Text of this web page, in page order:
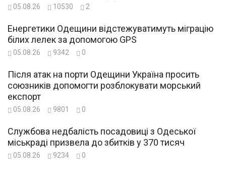
05.08.26 10530 2
Енергетики Одещини відстежуватимуть міграцію
білих лелек за допомогою GPS
05.08.26 9342 0
Після атак на порти Одещини Україна просить
союзників допомогти розблокувати морський
експорт
05.08.26 9801 0
Службова недбалість посадовиці з Одеської
міськраді призвела до збитків у 370 тисяч
05.08.26 9234 0